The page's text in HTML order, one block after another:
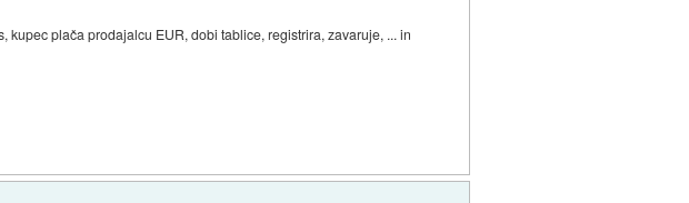
plača prodajalcu EUR, dobi tablice, registrira, zavaruje, ... in